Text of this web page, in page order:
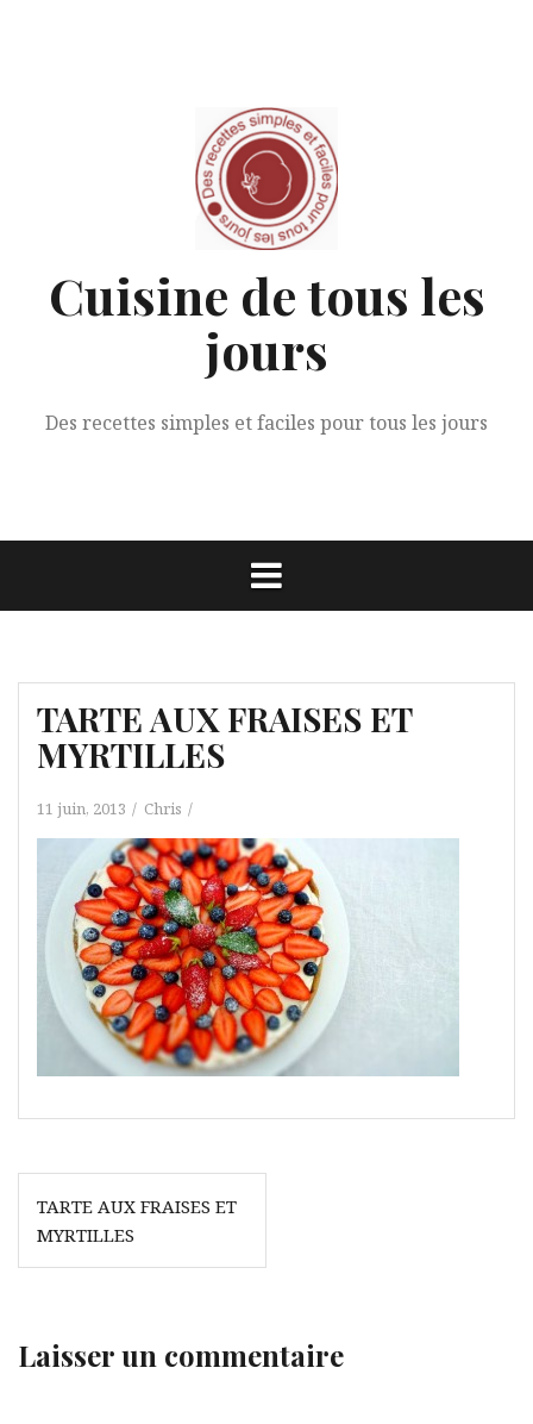
Cuisine de tous les
jours
Des recettes simples et faciles pour tous les jours
TARTE AUX FRAISES ET
MYRTILLES
11 juin, 2013 Chris
Navigation
de
l’article
TARTE AUX FRAISES ET
MYRTILLES
Laisser un commentaire